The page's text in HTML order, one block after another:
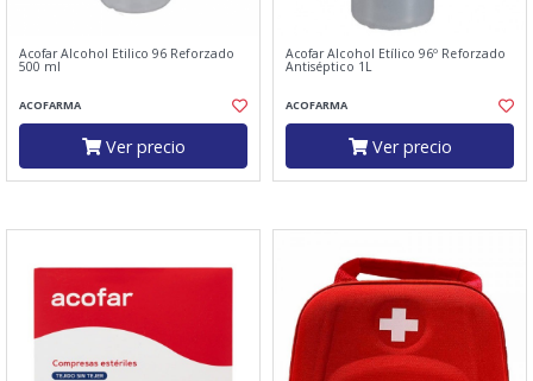
Acofar Alcohol Etilico 96 Reforzado
500 ml
ACOFARMA
Ver precio
Acofar Alcohol Etílico 96º Reforzado
Antiséptico 1L
ACOFARMA
Ver precio